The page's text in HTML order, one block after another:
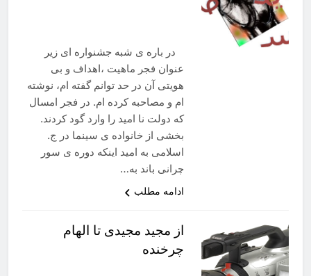
در باره ی شبه جشنواره ای زیر
عنوان فجر ماهیت ،اهداف و بی
هویتی آن در حد توانم گفته ام، نوشته
ام و مصاحبه کرده ام. در فجر امسال
که دولت نا امید را وارد گود کردند.
بخشی از خانواده ی سینما در ج.
اسلامی به امید اینکه دوره ی سور
چرانی باند به…
ادامه مطلب
از مجید مجیدی تا الهام
چرخنده